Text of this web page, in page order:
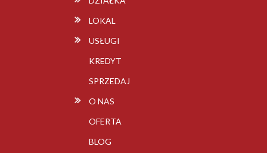
LOKAL
USŁUGI
KREDYT
SPRZEDAJ
O NAS
OFERTA
BLOG